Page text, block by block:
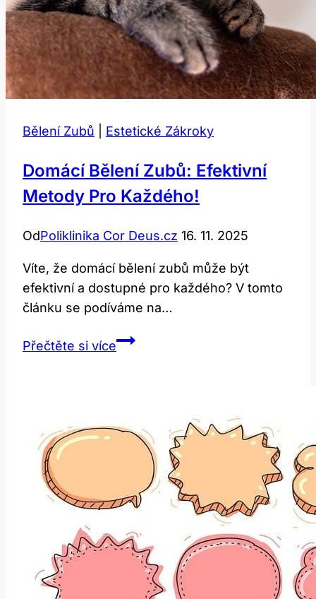
Bělení Zubů Estetické Zákroky
Domácí Bělení Zubů: Efektivní
Metody Pro Každého!
OdPoliklinika Cor Deus.cz 16. 11. 2025
Víte, že domácí bělení zubů může být
efektivní a dostupné pro každého? V tomto
článku se podíváme na…
Přečtěte si víceDomácí
pro
každého!